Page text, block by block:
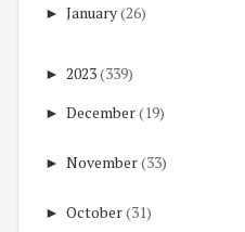
► January(26)
► 2023(339)
► December(19)
► November(33)
► October(31)